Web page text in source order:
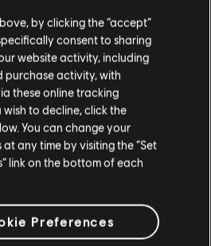
ATRÁS
mejorar la experiencia de los
Siege.
by clicking the “accept”
consent to sharing
website activity, including
purchase activity, with
these online tracking
to decline, click the
You can change your
any time by visiting the “Set
link on the bottom of each
Preferences